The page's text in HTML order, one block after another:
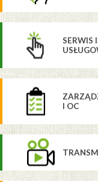
SERWIS
I OC